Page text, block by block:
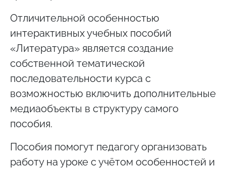
Отличительной особенностью
интерактивных учебных пособий
«Литература» является создание
собственной тематической
последовательности курса с
возможностью включить дополнительные
медиаобъекты в структуру самого
пособия.
Пособия помогут педагогу организовать
работу на уроке с учётом особенностей и